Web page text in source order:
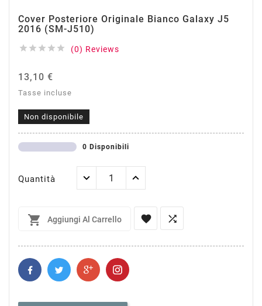
Cover Posteriore Originale Bianco Galaxy J5
2016 (SM-J510)
     (0) Reviews
13,10 €
Tasse incluse
Non disponibile
0 Disponibili
Quantità
 Aggiungi Al Carrello  